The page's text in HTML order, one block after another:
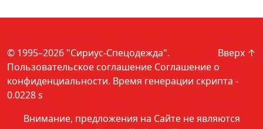
Вверх ↑
© 1995–2026 "Сириус-Спецодежда".
Пользовательское соглашение Соглашение о
конфиденциальности. Время генерации скрипта -
0.0228 s
Внимание, предложения на Сайте не являются